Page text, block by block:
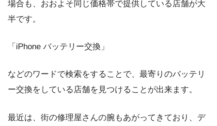
場合も、おおよそ同じ価格帯で提供している店舗が大
半です。
「iPhone バッテリー交換」
などのワードで検索をすることで、最寄りのバッテリ
ー交換をしている店舗を見つけることが出来ます。
最近は、街の修理屋さんの腕もあがってきており、デ